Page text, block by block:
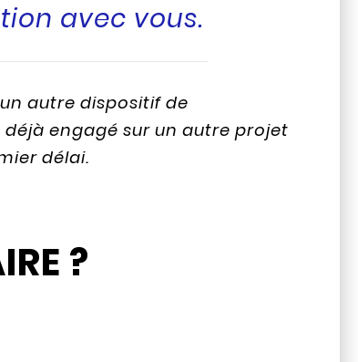
avec vous.
autre dispositif de
engagé sur un autre projet
délai.
?